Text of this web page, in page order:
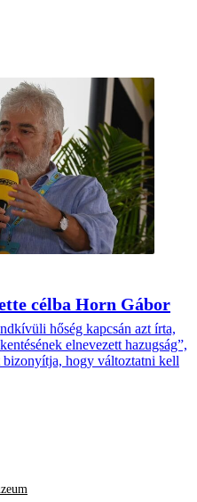
célba Horn Gábor
hőség kapcsán azt írta,
elnevezett hazugság”,
bizonyítja, hogy változtatni kell